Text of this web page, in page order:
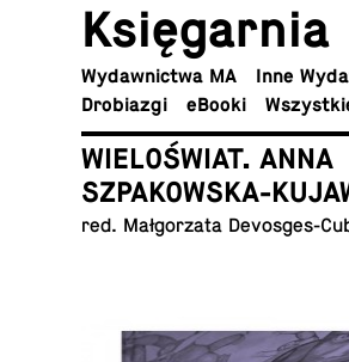
Księ­gar­nia
Wy­daw­nic­twa MA
Inne
Dro­bia­zgi
eBooki
WIELOŚWIAT. ANNA
SZPAKOWSKA-
red. Mał­go­rza­ta Devosges-